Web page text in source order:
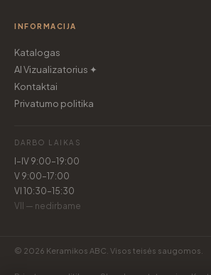
INFORMACIJA
Katalogas
AI Vizualizatorius ✦
Kontaktai
Privatumo politika
DARBO LAIKAS
I–IV 9:00–19:00
V 9:00–17:00
VI 10:30–15:30
VII — nedirbame
© 2026 Keramikos ABC. Visos teisės saugomos.